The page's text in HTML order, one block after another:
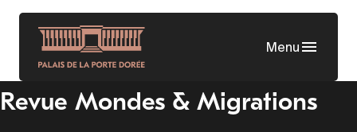
Aller
contenu
principal
Menu
Revue Mondes & Migrations